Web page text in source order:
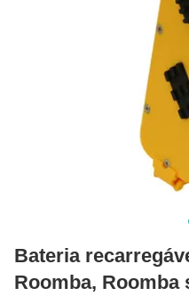
Bateria
Roomba, Roomba